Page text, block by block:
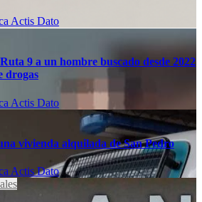
Actis Dato
9 a un hombre buscado desde 2022
drogas
Actis Dato
vivienda alquilada de San Pedro
Actis Dato